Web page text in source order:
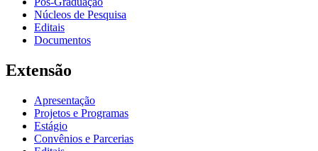
Núcleos de Pesquisa
Editais
Documentos
Extensão
Apresentação
Projetos e Programas
Estágio
Convênios e Parcerias